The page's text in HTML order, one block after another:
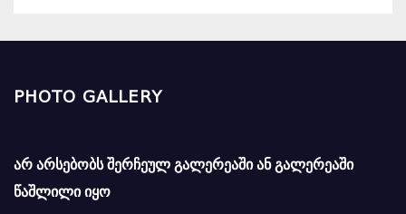
PHOTO GALLERY
არ არსებობს შერჩეულ გალერეაში ან გალერეაში
წაშლილი იყო